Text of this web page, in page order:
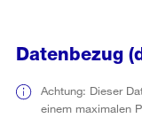
Datenbezug
Achtung: Dieser
einem maximalen